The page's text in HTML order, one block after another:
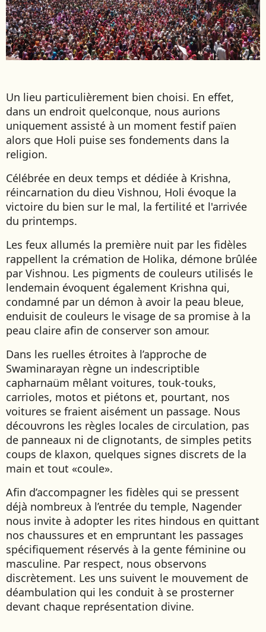
HONDURAS
INDE
INDONÉSIE
JAPON
JORDANIE
KAZAKHSTAN
KENYA
KOSOVO
LAOS
LETTONIE
LIBÉRIA
MACÉDOINE DU NORD
MADAGASCAR
MAROC
MAURITANIE
MEXIQUE
MONGOLIE
NAMIBIE
NÉPAL
NICARAGUA
OMAN
OUGANDA
OUZBÉKISTAN
PAKISTAN
PANAMA
PÉROU
PHILIPPINES
RÉUNION
ROUMANIE
RWANDA
SALVADOR
SERBIE
Un lieu particulièrement bien choisi. En effet,
dans un endroit quelconque, nous aurions
uniquement assisté à un moment festif païen
alors que Holi puise ses fondements dans la
religion.
Célébrée en deux temps et dédiée à Krishna,
réincarnation du dieu Vishnou, Holi évoque la
victoire du bien sur le mal, la fertilité et l'arrivée
du printemps.
Les feux allumés la première nuit par les fidèles
rappellent la crémation de Holika, démone brûlée
par Vishnou. Les pigments de couleurs utilisés le
lendemain évoquent également Krishna qui,
condamné par un démon à avoir la peau bleue,
enduisit de couleurs le visage de sa promise à la
peau claire afin de conserver son amour.
Dans les ruelles étroites à l’approche de
Swaminarayan règne un indescriptible
capharnaüm mêlant voitures, touk-touks,
carrioles, motos et piétons et, pourtant, nos
voitures se fraient aisément un passage. Nous
découvrons les règles locales de circulation, pas
de panneaux ni de clignotants, de simples petits
coups de klaxon, quelques signes discrets de la
main et tout «coule».
Afin d’accompagner les fidèles qui se pressent
déjà nombreux à l’entrée du temple, Nagender
nous invite à adopter les rites hindous en quittant
nos chaussures et en empruntant les passages
spécifiquement réservés à la gente féminine ou
masculine. Par respect, nous observons
discrètement. Les uns suivent le mouvement de
déambulation qui les conduit à se prosterner
devant chaque représentation divine.